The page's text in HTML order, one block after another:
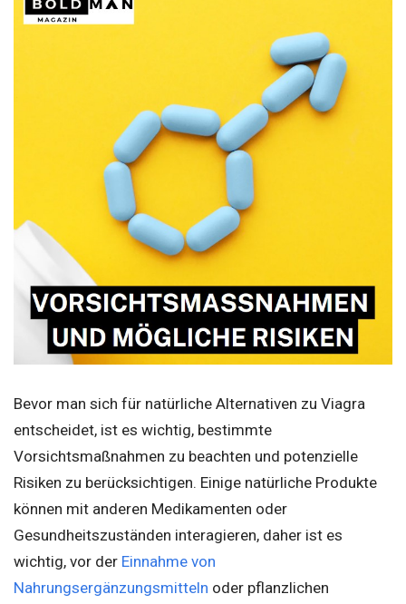
Bevor man sich für natürliche Alternativen zu Viagra
entscheidet, ist es wichtig, bestimmte
Vorsichtsmaßnahmen zu beachten und potenzielle
Risiken zu berücksichtigen. Einige natürliche Produkte
können mit anderen Medikamenten oder
Gesundheitszuständen interagieren, daher ist es
wichtig, vor der Einnahme von
Nahrungsergänzungsmitteln oder pflanzlichen